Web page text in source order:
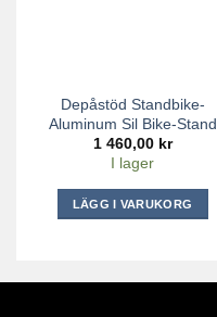
Depåstöd Standbike-
Aluminum Sil Bike-Stand
1 460,00 kr
I lager
LÄGG I VARUKORG